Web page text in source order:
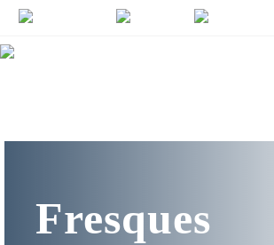
Fresques